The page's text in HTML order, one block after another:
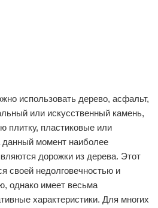
использовать дерево, асфальт,
или искусственный камень,
плитку, пластиковые или
момент наиболее
дорожки из дерева. Этот
своей недолговечностью и
однако имеет весьма
характеристики. Для многих